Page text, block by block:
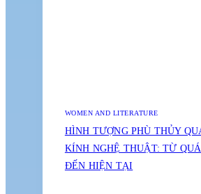
WOMEN AND LITERATURE
HÌNH TƯỢNG PHÙ THỦY
KÍNH NGHỆ THUẬT: TỪ
ĐẾN HIỆN TẠI